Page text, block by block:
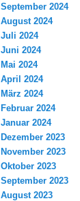
September 2024
August 2024
Juli 2024
Juni 2024
Mai 2024
April 2024
März 2024
Februar 2024
Januar 2024
Dezember 2023
November 2023
Oktober 2023
September 2023
August 2023